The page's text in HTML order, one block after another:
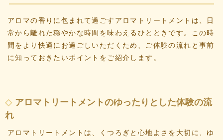
アロマの香りに包まれて過ごすアロマトリートメントは、日
常から離れた穏やかな時間を味わえるひとときです。この時
間をより快適にお過ごしいただくため、ご体験の流れと事前
に知っておきたいポイントをご紹介します。
アロマトリートメントのゆったりとした体験の流
れ
アロマトリートメントは、くつろぎと心地よさを大切に、ゆ